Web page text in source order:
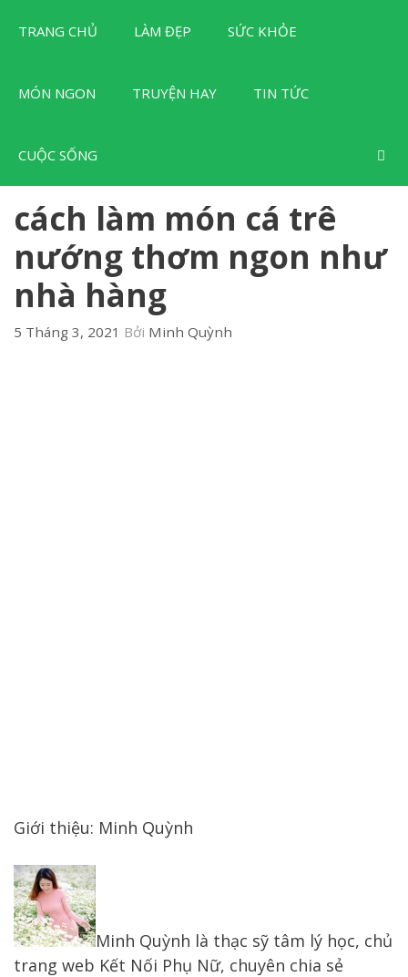
đến
dung
TRANG CHỦ LÀM ĐẸP SỨC KHỎE
MÓN NGON TRUYỆN HAY TIN TỨC
CUỘC SỐNG
cách làm món cá trê
nướng thơm ngon như
nhà hàng
5 Tháng 3, 2021 Bởi Minh Quỳnh
Giới thiệu: Minh Quỳnh
Minh Quỳnh là thạc sỹ tâm lý học, chủ
trang web Kết Nối Phụ Nữ, chuyên chia sẻ